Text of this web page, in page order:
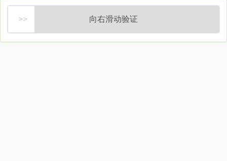
向右滑动验证